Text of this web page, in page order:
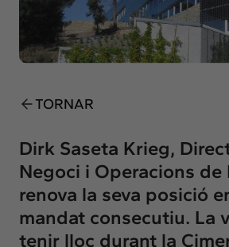
Intercanvi
Contacte
TORNAR
Dirk Saseta Krieg,
Negoci i Operacions de
renova la seva posició
mandat consecutiu. La
tenir lloc durant la